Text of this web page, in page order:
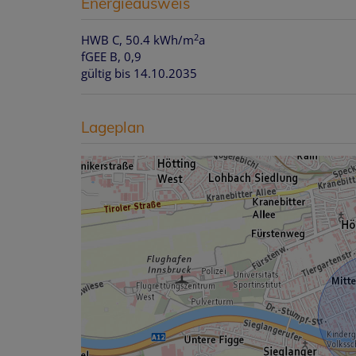
HWB C, 50.4 kWh/m2a
fGEE B, 0,9
gültig bis 14.10.2035
Lageplan